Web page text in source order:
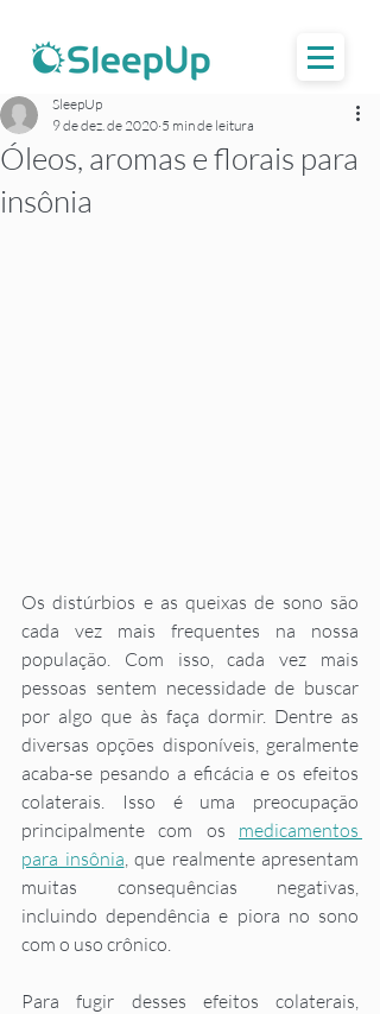
Óleos, aromas e florais para
insônia
SleepUp
9 de dez. de 2020 5 min de leitura
Os distúrbios e as queixas de sono são
cada vez mais frequentes na nossa
população. Com isso, cada vez mais
pessoas sentem necessidade de buscar
por algo que às faça dormir. Dentre as
diversas opções disponíveis, geralmente
acaba-se pesando a eficácia e os efeitos
colaterais. Isso é uma preocupação
principalmente com os medicamentos
para insônia, que realmente apresentam
muitas consequências negativas,
incluindo dependência e piora no sono
com o uso crônico.
Para fugir desses efeitos colaterais,